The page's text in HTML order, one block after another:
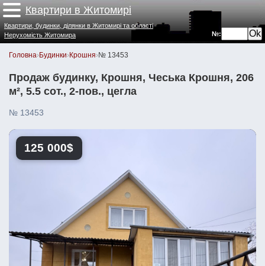
Квартири в Житомирі
№:
Квартири, будинки, ділянки в Житомирі та області
Нерухомість Житомира
Головна›Будинки›Крошня›№ 13453
Продаж будинку, Крошня, Чеська Крошня, 206
м², 5.5 сот., 2-пов., цегла
№ 13453
125 000$